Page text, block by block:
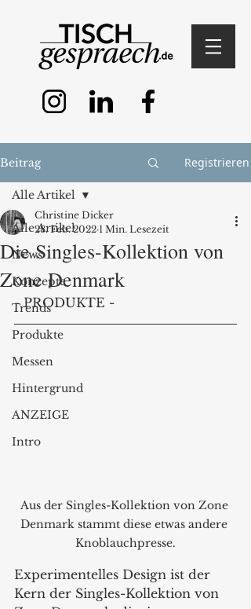
Beitrag Registrieren
Alle Artikel
News
Konzepte
Trends
Produkte
Messen
Hintergrund
ANZEIGE
Intro
Alle Artikel
Die Singles-Kollektion von
Zone Denmark
Christine Dicker
28. Feb. 2022 1 Min. Lesezeit
- PRODUKTE -
Aus der Singles-Kollektion von Zone
Denmark stammt diese etwas andere
Knoblauchpresse.
Experimentelles Design ist der
Kern der Singles-Kollektion von